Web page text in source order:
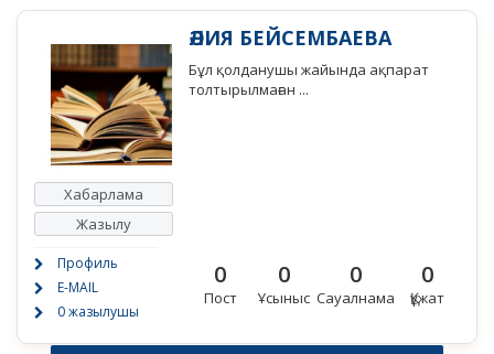
Хабарлама
Жазылу
Профиль
E-MAIL
0 жазылушы
ӘЛИЯ БЕЙСЕМБАЕВА
Бұл қолданушы жайында ақпарат
толтырылмаған ...
0
Пост
0
Ұсыныс
0
Сауалнама
0
Құжат